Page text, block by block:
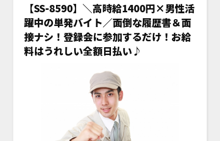
【SS-8590】＼高時給1400円×男性活
躍中の単発バイト／面倒な履歴書＆面
接ナシ！登録会に参加するだけ！お給
料はうれしい全額日払い♪